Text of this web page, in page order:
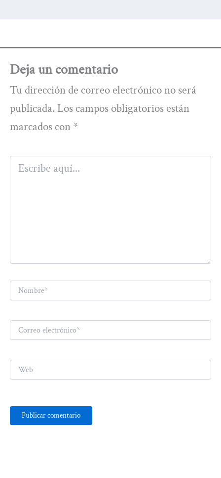
Deja un comentario
Tu dirección de correo electrónico no será
publicada. Los campos obligatorios están
marcados con *
Escribe
aquí...
Nombre*
Correo
electrónico*
Web